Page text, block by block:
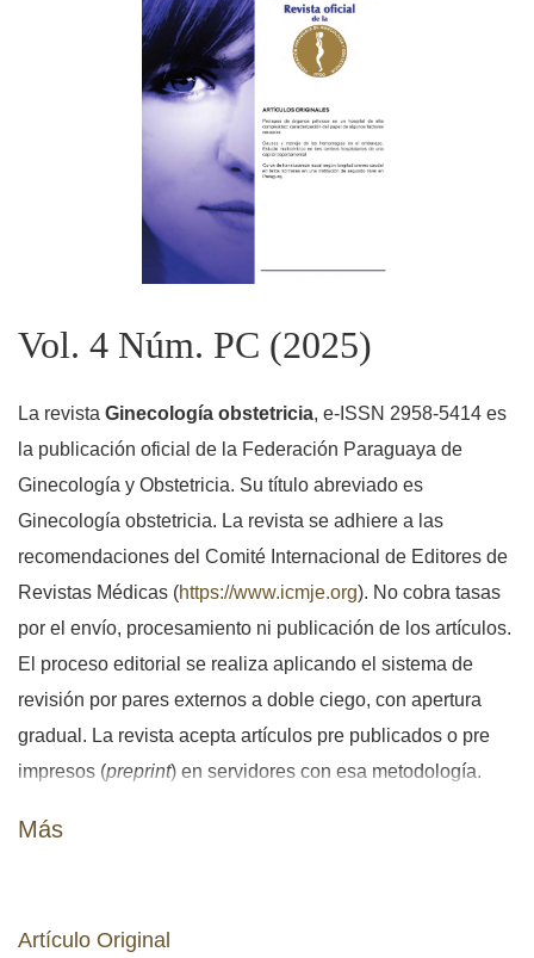
Vol. 4 Núm. PC (2025)
La revista Ginecología obstetricia, e-ISSN 2958-5414 es
la publicación oficial de la Federación Paraguaya de
Ginecología y Obstetricia. Su título abreviado es
Ginecología obstetricia. La revista se adhiere a las
recomendaciones del Comité Internacional de Editores de
Revistas Médicas (https://www.icmje.org). No cobra tasas
por el envío, procesamiento ni publicación de los artículos.
El proceso editorial se realiza aplicando el sistema de
revisión por pares externos a doble ciego, con apertura
gradual. La revista acepta artículos pre publicados o pre
impresos (preprint) en servidores con esa metodología.
Más
Artículo Original